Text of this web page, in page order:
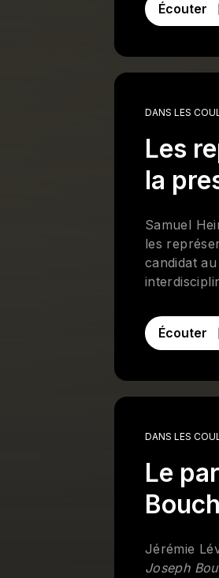
Écouter
DANS LES
Les
la
Samuel
les
candidat
question
univers
Écouter
DANS LES
Le
Jérémie
Joseph